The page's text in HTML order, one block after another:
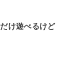
け遊べるけど